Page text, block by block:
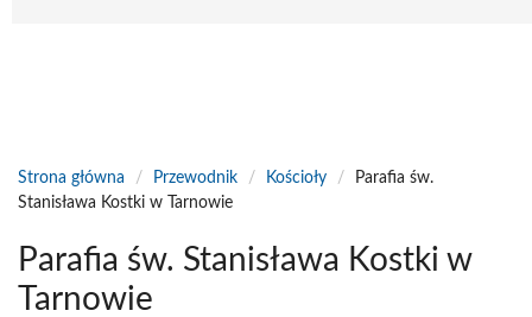
Strona główna / Przewodnik / Kościoły /
Parafia św.
Stanisława Kostki w Tarnowie
Parafia św. Stanisława Kostki w
Tarnowie